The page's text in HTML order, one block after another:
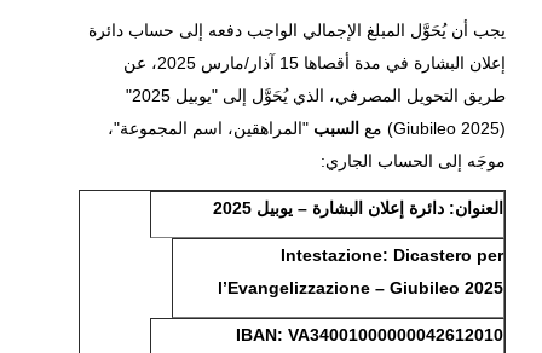
يجب أن يُحَوَّل المبلغ الإجمالي الواجب دفعه إلى حساب دائرة
إعلان البشارة في مدة أقصاها 15 آذار/مارس 2025، عن
طريق التحويل المصرفي، الذي يُحَوَّل إلى "يوبيل 2025"
(Giubileo 2025) مع
السبب "المراهقين، اسم المجموعة"،
موجَه إلى الحساب الجاري:
العنوان: دائرة إعلان البشارة – يوبيل 2025
Intestazione: Dicastero per
l’Evangelizzazione – Giubileo 2025
IBAN: VA34001000000042612010